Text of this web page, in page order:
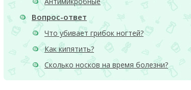
Вопрос-ответ
Что убивает грибок ногтей?
Как кипятить?
Сколько носков на время болезни?